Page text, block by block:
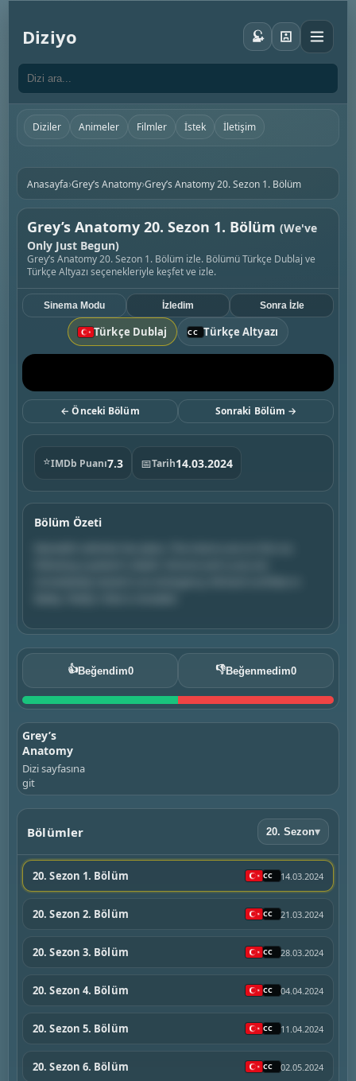
Diziyo
Diziler Animeler Filmler İstek İletişim
Anasayfa›Grey’s Anatomy›Grey’s Anatomy 20. Sezon 1. Bölüm
Grey’s Anatomy 20. Sezon 1. Bölüm (We've
Only Just Begun)
Grey’s Anatomy 20. Sezon 1. Bölüm izle. Bölümü Türkçe Dublaj ve
Türkçe Altyazı seçenekleriyle keşfet ve izle.
Türkçe Dublaj Türkçe Altyazı
Sinema Modu İzledim Sonra İzle
← Önceki Bölüm Sonraki Bölüm →
⭐IMDb Puanı7.3 📅Tarih14.03.2024
Bölüm Özeti
👍Beğendim0 👎Beğenmedim0
Grey’s
Anatomy
Dizi sayfasına
git
Bölümler 20. Sezon▾
20. Sezon 1. Bölüm 14.03.2024
20. Sezon 2. Bölüm 21.03.2024
20. Sezon 3. Bölüm 28.03.2024
20. Sezon 4. Bölüm 04.04.2024
20. Sezon 5. Bölüm 11.04.2024
20. Sezon 6. Bölüm 02.05.2024